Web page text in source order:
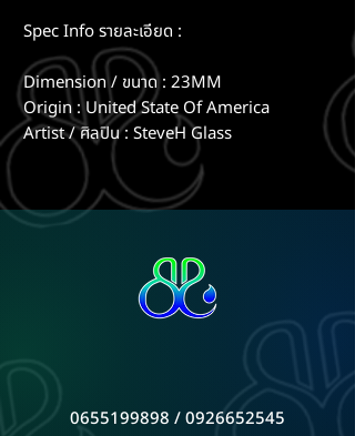
Spec Info รายละเอียด :
Dimension / ขนาด : 23MM
Origin : United State Of America
Artist / ศิลปิน : SteveH Glass
0655199898 / 0926652545